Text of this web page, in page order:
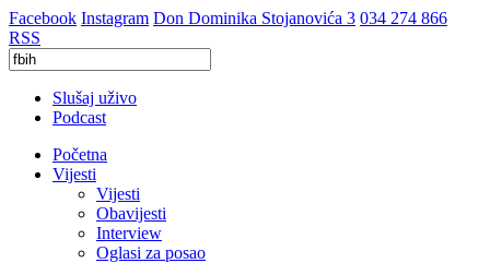
Facebook Instagram Don Dominika Stojanovića 3 034 274 866
RSS
Slušaj uživo
Podcast
Početna
Vijesti
Vijesti
Obavijesti
Interview
Oglasi za posao